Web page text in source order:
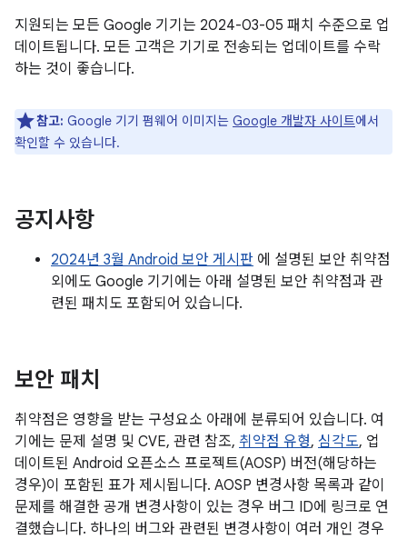
지원되는 모든 Google 기기는 2024-03-05 패치 수준으로 업
데이트됩니다. 모든 고객은 기기로 전송되는 업데이트를 수락
하는 것이 좋습니다.
참고: Google 기기 펌웨어 이미지는 Google 개발자 사이트에서
확인할 수 있습니다.
공지사항
2024년 3월 Android 보안 게시판 에 설명된 보안 취약점
외에도 Google 기기에는 아래 설명된 보안 취약점과 관
련된 패치도 포함되어 있습니다.
보안 패치
취약점은 영향을 받는 구성요소 아래에 분류되어 있습니다. 여
기에는 문제 설명 및 CVE, 관련 참조, 취약점 유형, 심각도, 업
데이트된 Android 오픈소스 프로젝트(AOSP) 버전(해당하는
경우)이 포함된 표가 제시됩니다. AOSP 변경사항 목록과 같이
문제를 해결한 공개 변경사항이 있는 경우 버그 ID에 링크로 연
결했습니다. 하나의 버그와 관련된 변경사항이 여러 개인 경우